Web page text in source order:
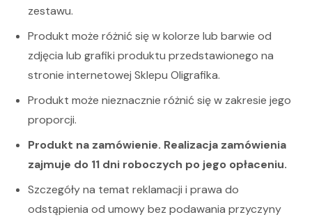
zestawu.
Produkt może różnić się w kolorze lub barwie od
zdjęcia lub grafiki produktu przedstawionego na
stronie internetowej Sklepu Oligrafika.
Produkt może nieznacznie różnić się w zakresie jego
proporcji.
Produkt na zamówienie. Realizacja zamówienia
zajmuje do 11 dni roboczych po jego opłaceniu.
Szczegóły na temat reklamacji i prawa do
odstąpienia od umowy bez podawania przyczyny